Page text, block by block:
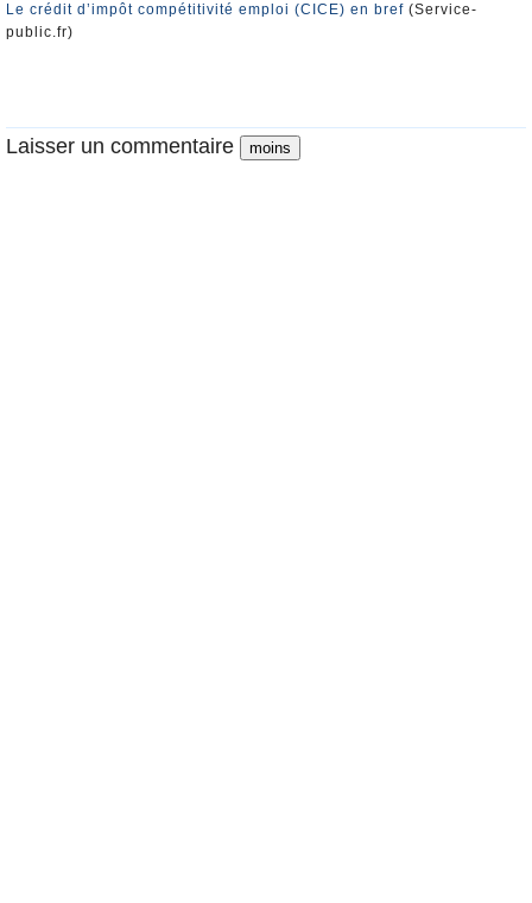
Le crédit d’impôt compétitivité emploi (CICE) en bref (Service-
public.fr)
Laisser un commentaire